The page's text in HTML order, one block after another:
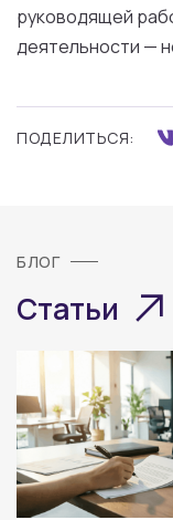
руководящей
деятельности —
ПОДЕЛИТЬСЯ:
БЛОГ
Статьи